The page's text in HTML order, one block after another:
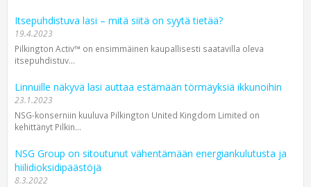
Itsepuhdistuva lasi – mitä siitä on syytä tietää?
19.4.2023
Pilkington Activ™ on ensimmäinen kaupallisesti saatavilla oleva
itsepuhdistuv...
Linnuille näkyvä lasi auttaa estämään törmäyksiä ikkunoihin
23.1.2023
NSG-konserniin kuuluva Pilkington United Kingdom Limited on
kehittänyt Pilkin...
NSG Group on sitoutunut vähentämään energiankulutusta ja
hiilidioksidipäästöjä
8.3.2022